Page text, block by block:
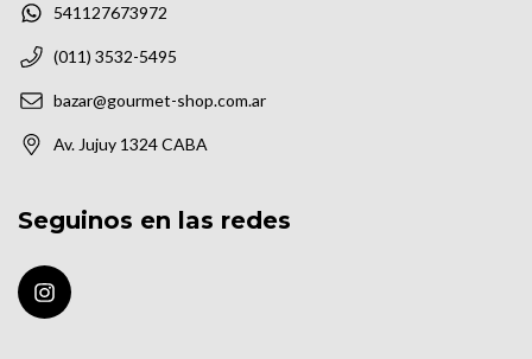
541127673972
(011) 3532-5495
bazar@gourmet-shop.com.ar
Av. Jujuy 1324 CABA
Seguinos en las redes